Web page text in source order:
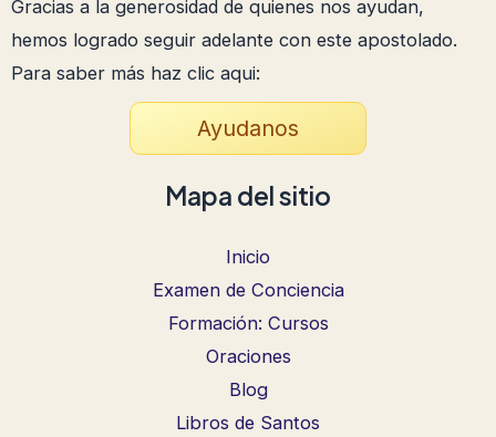
Gracias a la generosidad de quienes nos ayudan,
hemos logrado seguir adelante con este apostolado.
Para saber más haz clic aqui:
Ayudanos
Mapa del sitio
Inicio
Examen de Conciencia
Formación: Cursos
Oraciones
Blog
Libros de Santos